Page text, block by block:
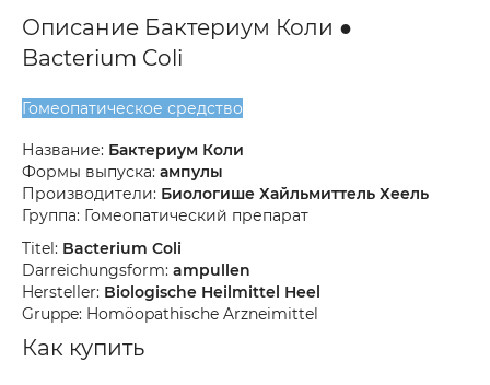
Описание Бактериум Коли ●
Bacterium Coli
Гомеопатическое средство
Название: Бактериум Коли
Формы выпуска: ампулы
Производители: Биологише Хайльмиттель Хеель
Группа: Гомеопатический препарат
Titel: Bacterium Coli
Darreichungsform: ampullen
Hersteller: Biologische Heilmittel Heel
Gruppe: Homöopathische Arzneimittel
Как купить